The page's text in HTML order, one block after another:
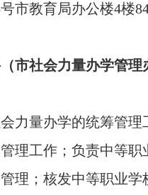
市教育局办公楼4楼
市社会力量办学管理
力量办学的统筹管理
理工作；负责中等职
理；核发中等职业学